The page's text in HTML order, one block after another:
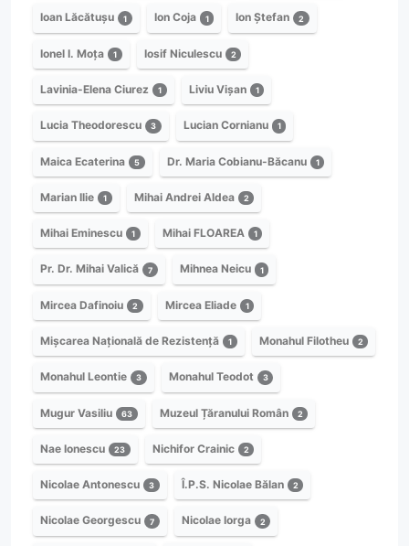
Ioan Lăcătușu 1 Ion Coja 1 Ion Ștefan 2
Ionel I. Moța 1 Iosif Niculescu 2
Lavinia-Elena Ciurez 1 Liviu Vișan 1
Lucia Theodorescu 3 Lucian Cornianu 1
Maica Ecaterina 5 Dr. Maria Cobianu-Băcanu 1
Marian Ilie 1 Mihai Andrei Aldea 2
Mihai Eminescu 1 Mihai FLOAREA 1
Pr. Dr. Mihai Valică 7 Mihnea Neicu 1
Mircea Dafinoiu 2 Mircea Eliade 1
Mișcarea Națională de Rezistență 1 Monahul Filotheu 2
Monahul Leontie 3 Monahul Teodot 3
Mugur Vasiliu 63 Muzeul Țăranului Român 2
Nae Ionescu 23 Nichifor Crainic 2
Nicolae Antonescu 3 Î.P.S. Nicolae Bălan 2
Nicolae Georgescu 7 Nicolae Iorga 2